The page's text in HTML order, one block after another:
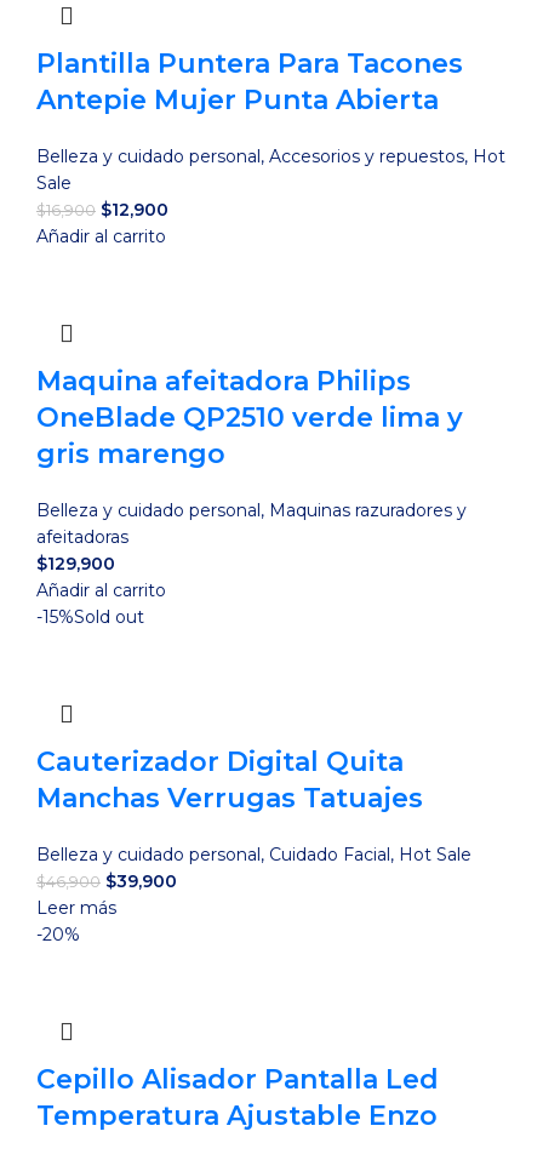
Plantilla Puntera Para Tacones
Antepie Mujer Punta Abierta
Belleza y cuidado personal , Accesorios y repuestos, Hot
Sale
$16,900 El
precio
$12,900
Añadir al carrito
Maquina afeitadora Philips
OneBlade QP2510 verde lima y
gris marengo
Belleza y cuidado personal , Maquinas razuradores y
afeitadoras
$129,900
Añadir al carrito
-15%Sold out
Cauterizador Digital Quita
Manchas Verrugas Tatuajes
Belleza y cuidado personal , Cuidado Facial , Hot Sale
$46,900 El
precio
$39,900
Leer más
-20%
Cepillo Alisador Pantalla Led
Temperatura Ajustable Enzo